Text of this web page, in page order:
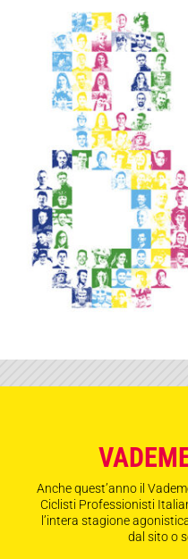
Anche quest’anno il
Ciclisti Professionisti
l’intera stagione
dal sito o